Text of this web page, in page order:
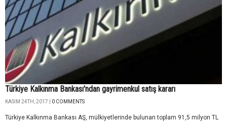
Türkiye Kalkınma Bankası'ndan gayrimenkul satış kararı
KASIM 24TH, 2017 | 0 COMMENTS
Türkiye Kalkınma Bankası AŞ, mülkiyetlerinde bulunan toplam 91,5 milyon TL